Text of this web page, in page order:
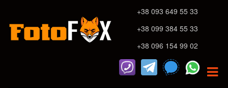
+38 093 649 55 33
+38 099 384 55 33
+38 096 154 99 02